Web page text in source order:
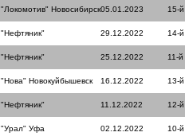
"Локомотив" Новосибирск05.01.2023 15-
"Нефтяник" 29.12.2022 14-
"Нефтяник" 25.12.2022 11-й
"Нова" Новокуйбышевск 16.12.2022 13-
"Нефтяник" 11.12.2022 12-
"Урал" Уфа 02.12.2022 10-